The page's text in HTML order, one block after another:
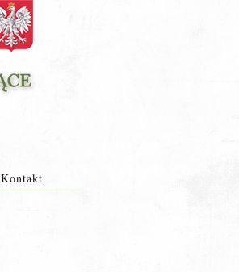
Kontakt